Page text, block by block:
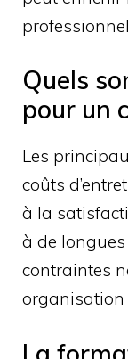
Quels
pour un
Les
coûts
à la
à de
contraintes
organisation